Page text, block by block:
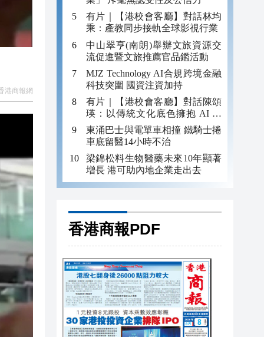
港商報網
有片｜【港校會客廳】對話林均
乘：產教同步接軌全球影視行業
中山翠亨(南朗)舉辦文旅資源交
流促進暨文旅推薦官品鑑活動
MJZ Technology AI合規跨境金融
科技突圍 國資注資加持
有片｜【港校會客廳】對話陳頌
瑛：以傳統文化底色擁抱 AI 藝
術新發展
東涌巴士與電單車相撞 鐵騎士捲
車底留醫14小時不治
梁錦松料生物醫藥未來10年顯著
增長 港可助內地企業走出去
香港商報PDF